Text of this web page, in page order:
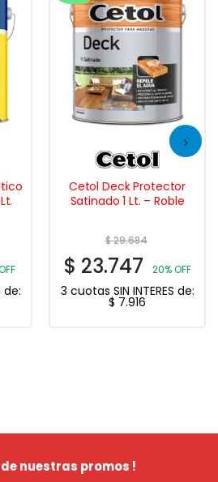
de:
Cetol Deck Protector
Satinado 1 Lt. – Roble
$29.684
$ 23.747 20% OFF
3 cuotas SIN INTERES de:
$ 7.916
de nuestras promos !